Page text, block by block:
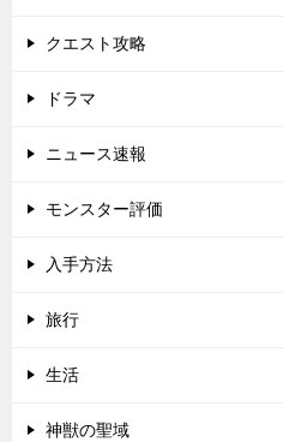
クエスト攻略
ドラマ
ニュース速報
モンスター評価
入手方法
旅行
生活
神獣の聖域